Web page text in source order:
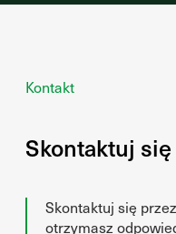
Kontakt
Skontaktuj
Skontaktuj się
otrzymasz